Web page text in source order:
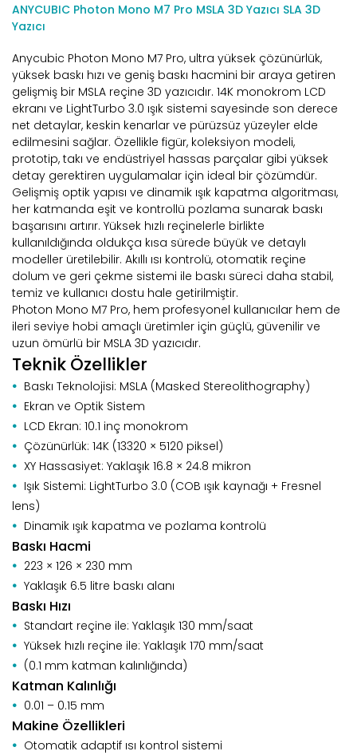
ANYCUBIC Photon Mono M7 Pro MSLA 3D Yazıcı SLA 3D
Yazıcı
Anycubic Photon Mono M7 Pro, ultra yüksek çözünürlük,
yüksek baskı hızı ve geniş baskı hacmini bir araya getiren
gelişmiş bir MSLA reçine 3D yazıcıdır. 14K monokrom LCD
ekranı ve LightTurbo 3.0 ışık sistemi sayesinde son derece
net detaylar, keskin kenarlar ve pürüzsüz yüzeyler elde
edilmesini sağlar. Özellikle figür, koleksiyon modeli,
prototip, takı ve endüstriyel hassas parçalar gibi yüksek
detay gerektiren uygulamalar için ideal bir çözümdür.
Gelişmiş optik yapısı ve dinamik ışık kapatma algoritması,
her katmanda eşit ve kontrollü pozlama sunarak baskı
başarısını artırır. Yüksek hızlı reçinelerle birlikte
kullanıldığında oldukça kısa sürede büyük ve detaylı
modeller üretilebilir. Akıllı ısı kontrolü, otomatik reçine
dolum ve geri çekme sistemi ile baskı süreci daha stabil,
temiz ve kullanıcı dostu hale getirilmiştir.
Photon Mono M7 Pro, hem profesyonel kullanıcılar hem de
ileri seviye hobi amaçlı üretimler için güçlü, güvenilir ve
uzun ömürlü bir MSLA 3D yazıcıdır.
Teknik Özellikler
Baskı Teknolojisi: MSLA (Masked Stereolithography)
Ekran ve Optik Sistem
LCD Ekran: 10.1 inç monokrom
Çözünürlük: 14K (13320 × 5120 piksel)
XY Hassasiyet: Yaklaşık 16.8 × 24.8 mikron
Işık Sistemi: LightTurbo 3.0 (COB ışık kaynağı + Fresnel
lens)
Dinamik ışık kapatma ve pozlama kontrolü
Baskı Hacmi
223 × 126 × 230 mm
Yaklaşık 6.5 litre baskı alanı
Baskı Hızı
Standart reçine ile: Yaklaşık 130 mm/saat
Yüksek hızlı reçine ile: Yaklaşık 170 mm/saat
(0.1 mm katman kalınlığında)
Katman Kalınlığı
0.01 – 0.15 mm
Makine Özellikleri
Otomatik adaptif ısı kontrol sistemi